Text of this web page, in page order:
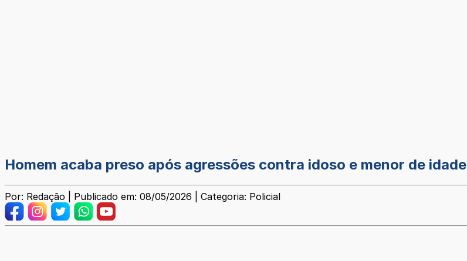
Homem acaba preso após agressões contra idoso e menor de idade
Por: Redação | Publicado em: 08/05/2026 | Categoria: Policial